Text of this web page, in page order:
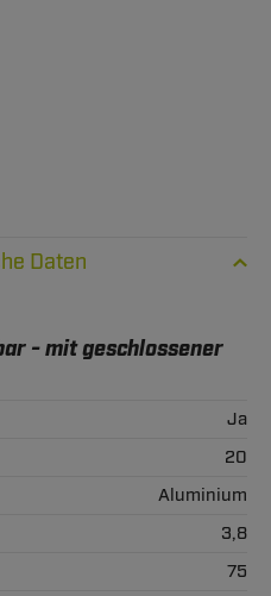
Daten
- mit geschlossener
Ja
20
Aluminium
3,8
75